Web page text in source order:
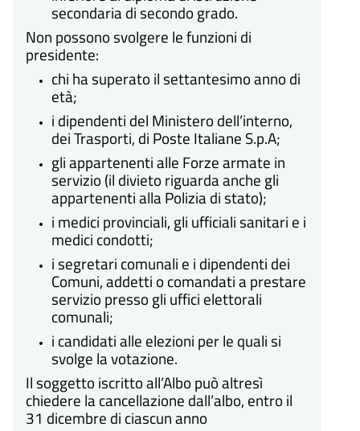
secondaria di secondo grado.
Non possono svolgere le funzioni di
presidente:
chi ha superato il settantesimo anno di
età;
i dipendenti del Ministero dell’interno,
dei Trasporti, di Poste Italiane S.p.A;
gli appartenenti alle Forze armate in
servizio (il divieto riguarda anche gli
appartenenti alla Polizia di stato);
i medici provinciali, gli ufficiali sanitari e i
medici condotti;
i segretari comunali e i dipendenti dei
Comuni, addetti o comandati a prestare
servizio presso gli uffici elettorali
comunali;
i candidati alle elezioni per le quali si
svolge la votazione.
Il soggetto iscritto all’Albo può altresì
chiedere la cancellazione dall’albo, entro il
31 dicembre di ciascun anno